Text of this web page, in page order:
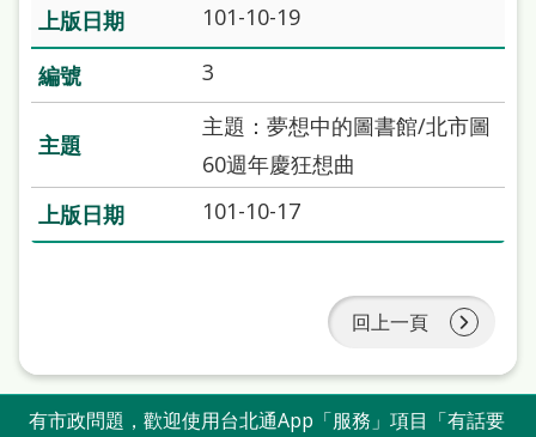
加
入
市
站
讀
網
101-10-19
3
主題：夢想中的圖書館/北市圖
60週年慶狂想曲
101-10-17
回上一頁
有市政問題，歡迎使用台北通App「服務」項目「有話要